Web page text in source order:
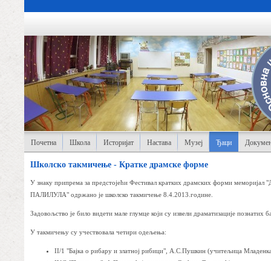
Почетна Школа Историјат Настава Музеј Ђаци
Школско такмичење - Кратке драмске форме
У знаку припрема за предстојећи Фестивал кратких драмских форми
ПАЛИЛУЛА" одржано је школско такмичење 8.4.2013.године.
Задовољство је било видети мале глумце који су извели драматизације познатих
У такмичењу су учествовала четири одељења:
II/1 "Бајка о рибару и златној рибици", А.С.Пушкин (учитељица